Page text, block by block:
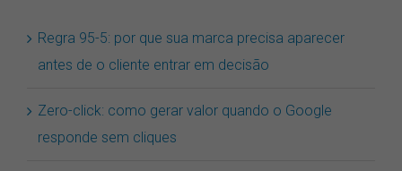
Regra 95-5: por que sua marca precisa aparecer
antes de o cliente entrar em decisão
Zero-click: como gerar valor quando o Google
responde sem cliques